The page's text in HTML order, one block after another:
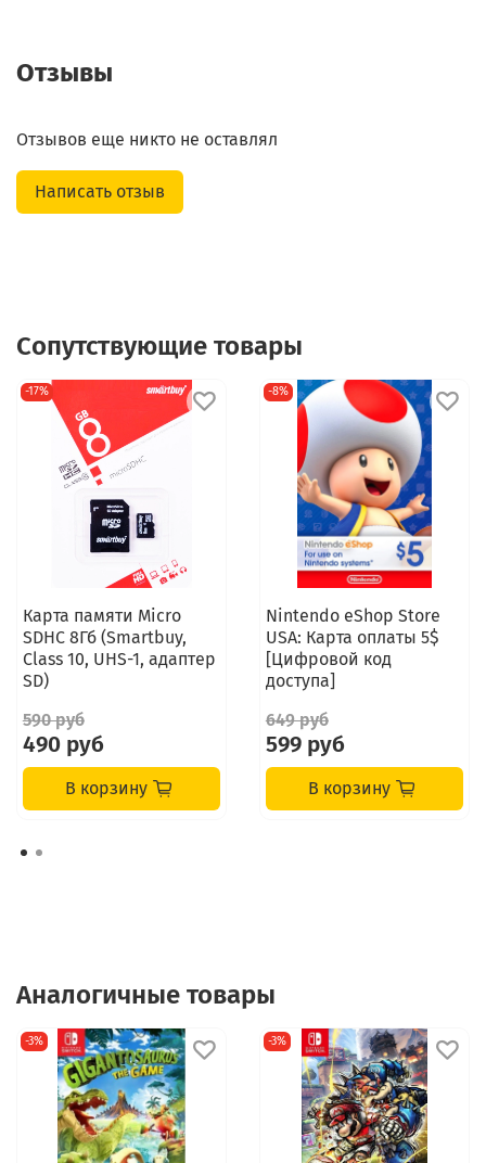
Отзывы
Отзывов еще никто не оставлял
Написать отзыв
Сопутствующие товары
-17%
Карта памяти Micro
SDHC 8Гб (Smartbuy,
Class 10, UHS-1, адаптер
SD)
590 руб
490 руб
В корзину
-8%
Nintendo eShop Store
USA: Карта оплаты 5$
[Цифровой код
доступа]
649 руб
599 руб
В корзину
Аналогичные товары
-3% -3%